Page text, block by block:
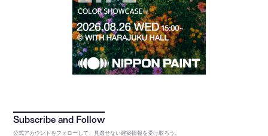
公式アカウントをフォローして、見逃せない建築情報を受け取ろう。